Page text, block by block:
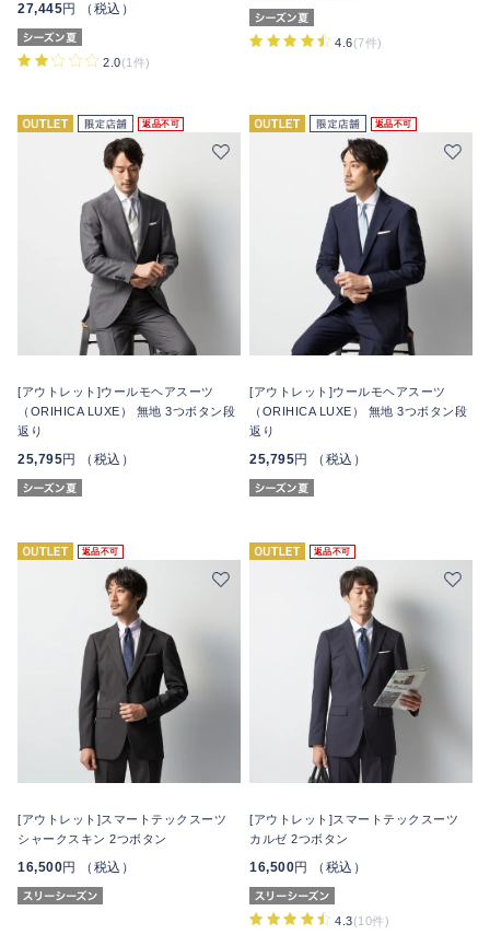
27,445円 （税込）
2.0(1件)
4.6(7件)
返品不可
[アウトレット]ウールモヘアスーツ
（ORIHICA LUXE） 無地 3つボタン段
返り
25,795円 （税込）
返品不可
[アウトレット]ウールモヘアスーツ
（ORIHICA LUXE） 無地 3つボタン段
返り
25,795円 （税込）
返品不可
[アウトレット]スマートテックスーツ
シャークスキン 2つボタン
16,500円 （税込）
返品不可
[アウトレット]スマートテックスーツ
カルゼ 2つボタン
16,500円 （税込）
4.3(10件)